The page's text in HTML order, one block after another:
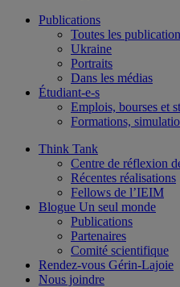
Publications
Toutes les
Ukraine
Portraits
Dans les médias
Étudiant-e-s
Emplois, bourses et
Formations,
Think Tank
Centre de réflexion
Récentes réalisations
Fellows de l’IEIM
Blogue Un seul monde
Publications
Partenaires
Comité scientifique
Rendez-vous Gérin-Lajoie
Nous joindre